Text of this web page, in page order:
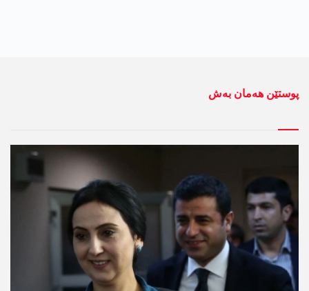
پوستێن ھەمان بەش